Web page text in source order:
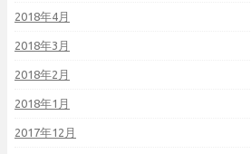
2018年4月
2018年3月
2018年2月
2018年1月
2017年12月